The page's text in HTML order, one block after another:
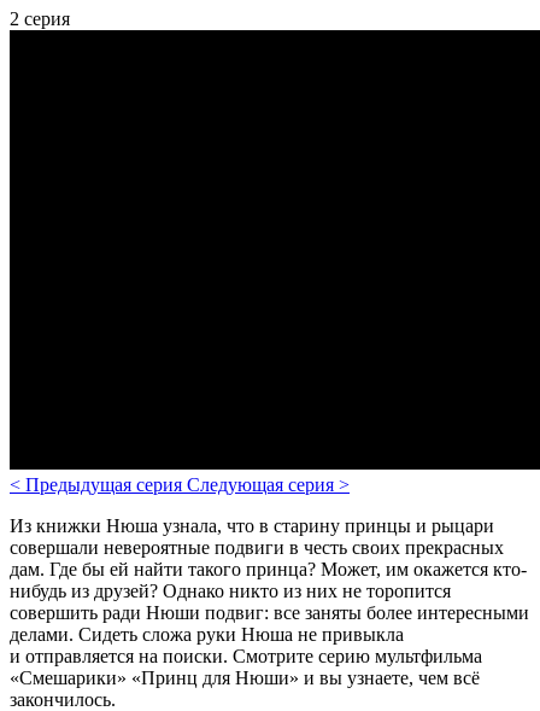
2 серия
< Предыдущая серия Следующая серия >
Из книжки Нюша узнала, что в старину принцы и рыцари
совершали невероятные подвиги в честь своих прекрасных
дам. Где бы ей найти такого принца? Может, им окажется кто-
нибудь из друзей? Однако никто из них не торопится
совершить ради Нюши подвиг: все заняты более интересными
делами. Сидеть сложа руки Нюша не привыкла
и отправляется на поиски. Смотрите серию мультфильма
«Смешарики» «Принц для Нюши» и вы узнаете, чем всё
закончилось.